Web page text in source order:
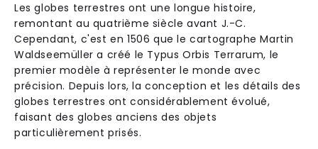
Les globes terrestres ont une longue histoire,
remontant au quatrième siècle avant J.-C.
Cependant, c'est en 1506 que le cartographe Martin
Waldseemüller a créé le Typus Orbis Terrarum, le
premier modèle à représenter le monde avec
précision. Depuis lors, la conception et les détails des
globes terrestres ont considérablement évolué,
faisant des globes anciens des objets
particulièrement prisés.